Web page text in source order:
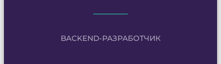
BACKEND-РАЗРАБОТЧИК